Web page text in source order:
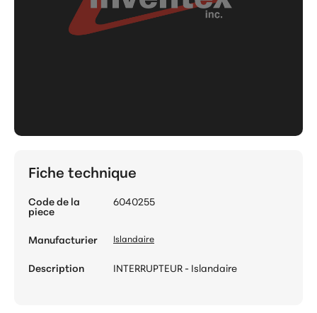
Fiche technique
Code de la
piece
6040255
Manufacturier Islandaire
Description INTERRUPTEUR - Islandaire